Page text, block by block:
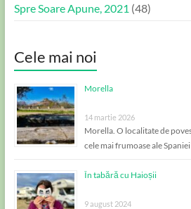
Spre Soare Apune, 2021 (48)
Cele mai noi
Morella
14 martie 2026
Morella. O localitate de
cele mai frumoase ale Spaniei!
În tabără cu Haioșii
9 august 2024